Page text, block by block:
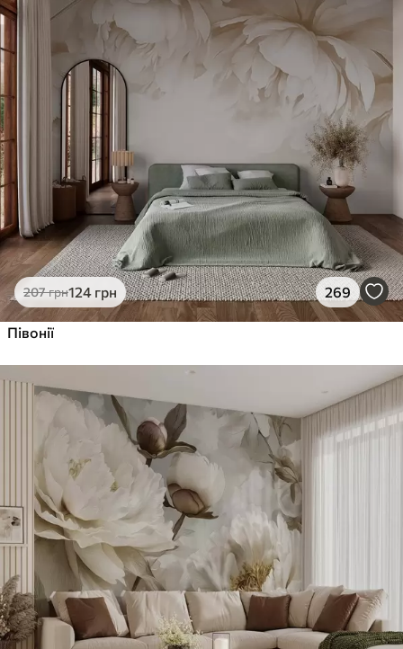
207грн124 грн 269
Півонії